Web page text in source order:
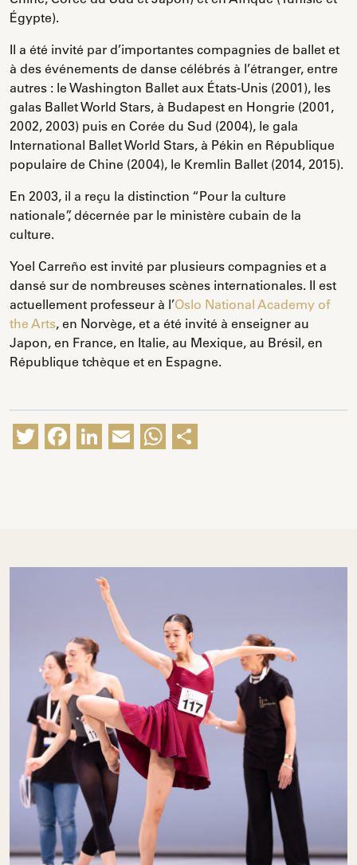
Égypte).
Il a été invité par d’importantes compagnies de ballet et
à des événements de danse célébrés à l’étranger, entre
autres : le Washington Ballet aux États-Unis (2001), les
galas Ballet World Stars, à Budapest en Hongrie (2001,
2002, 2003) puis en Corée du Sud (2004), le gala
International Ballet World Stars, à Pékin en République
populaire de Chine (2004), le Kremlin Ballet (2014, 2015).
En 2003, il a reçu la distinction “Pour la culture
nationale”, décernée par le ministère cubain de la
culture.
Yoel Carreño est invité par plusieurs compagnies et a
dansé sur de nombreuses scènes internationales. Il est
actuellement professeur à l’Oslo National Academy of
the Arts, en Norvège, et a été invité à enseigner au
Japon, en France, en Italie, au Mexique, au Brésil, en
République tchèque et en Espagne.
Twitter
Facebook
LinkedIn
EmailWhatsApp